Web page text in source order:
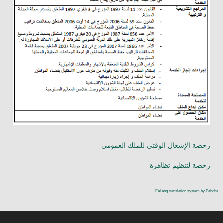
رخصة الإشغال الوقتي للملك العمومي
رخصة لتنظیم تظاھرة
FaLang translation system by Faboba
مصالح البلدية
نتائج تقييم الأداء
دليل الحالة المدنية